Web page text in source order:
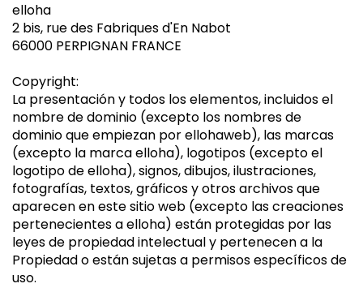
elloha
2 bis, rue des Fabriques d'En Nabot
66000 PERPIGNAN FRANCE
Copyright:
La presentación y todos los elementos, incluidos el
nombre de dominio (excepto los nombres de
dominio que empiezan por ellohaweb), las marcas
(excepto la marca elloha), logotipos (excepto el
logotipo de elloha), signos, dibujos, ilustraciones,
fotografías, textos, gráficos y otros archivos que
aparecen en este sitio web (excepto las creaciones
pertenecientes a elloha) están protegidas por las
leyes de propiedad intelectual y pertenecen a la
Propiedad o están sujetas a permisos específicos de
uso.